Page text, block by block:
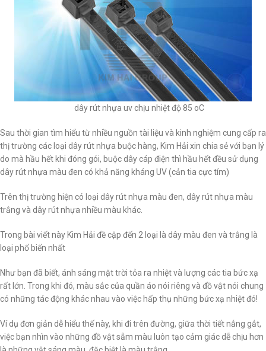
dây rút nhựa uv chịu nhiệt độ 85 oC
Sau thời gian tìm hiểu từ nhiều nguồn tài liệu và kinh nghiệm cung cấp ra
thị trường các loại dây rút nhựa buộc hàng, Kim Hải xin chia sẻ với bạn lý
do mà hầu hết khi đóng gói, buộc dây cáp điện thì hầu hết đều sử dụng
dây rút nhựa màu đen có khả năng kháng UV (cản tia cực tím)
Trên thị trường hiện có loại dây rút nhựa màu đen, dây rút nhựa màu
trắng và dây rút nhựa nhiều màu khác.
Trong bài viết này Kim Hải đề cập đến 2 loại là dây màu đen và trắng là
loại phổ biến nhất
Như bạn đã biết, ánh sáng mặt trời tỏa ra nhiệt và lượng các tia bức xạ
rất lớn. Trong khi đó, màu sắc của quần áo nói riêng và đồ vật nói chung
có những tác động khác nhau vào việc hấp thụ những bức xạ nhiệt đó!
Ví dụ đơn giản dễ hiểu thế này, khi đi trên đường, giữa thời tiết nắng gắt,
việc bạn nhìn vào những đồ vật sẫm màu luôn tạo cảm giác dễ chịu hơn